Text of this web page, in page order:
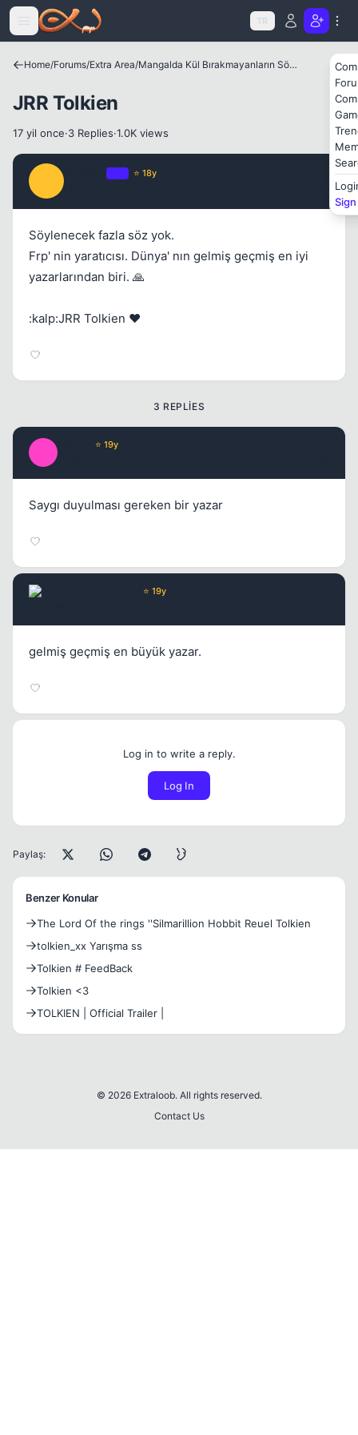
Icerige atla
TR
Home/Forums/Extra Area/ Mangalda Kül Bırakmayanların Sözlüğü
JRR Tolkien
17 yil once·3 Replies·1.0K views
⭐ 18y
Söylenecek fazla söz yok.
Frp' nin yaratıcısı. Dünya' nın gelmiş geçmiş en iyi
yazarlarından biri. 🙏
:kalp:JRR Tolkien ❤️
3 REPLIES
⭐ 19y
Saygı duyulması gereken bir yazar
⭐ 19y
gelmiş geçmiş en büyük yazar.
Kapat
Log in to write a reply.
Log In
Paylaş:
Benzer Konular
The Lord Of the rings ''Silmarillion Hobbit Reuel Tolkien
tolkien_xx Yarışma ss
Tolkien # FeedBack
Tolkien <3
TOLKIEN | Official Trailer |
© 2026 Extraloob. All rights reserved.
Contact Us